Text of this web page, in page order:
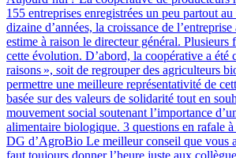
155 entreprises enregistrées un peu partout
dizaine d’années, la croissance de
estime à raison le directeur général. Plusieurs
cette évolution. D’abord, la coopérative a été
raisons », soit de regrouper des agriculteurs
permettre une meilleure représentativité de
basée sur des valeurs de solidarité tout en
mouvement social soutenant l’importance
alimentaire biologique. 3 questions en rafale
DG d’AgroBio Le meilleur conseil que vous